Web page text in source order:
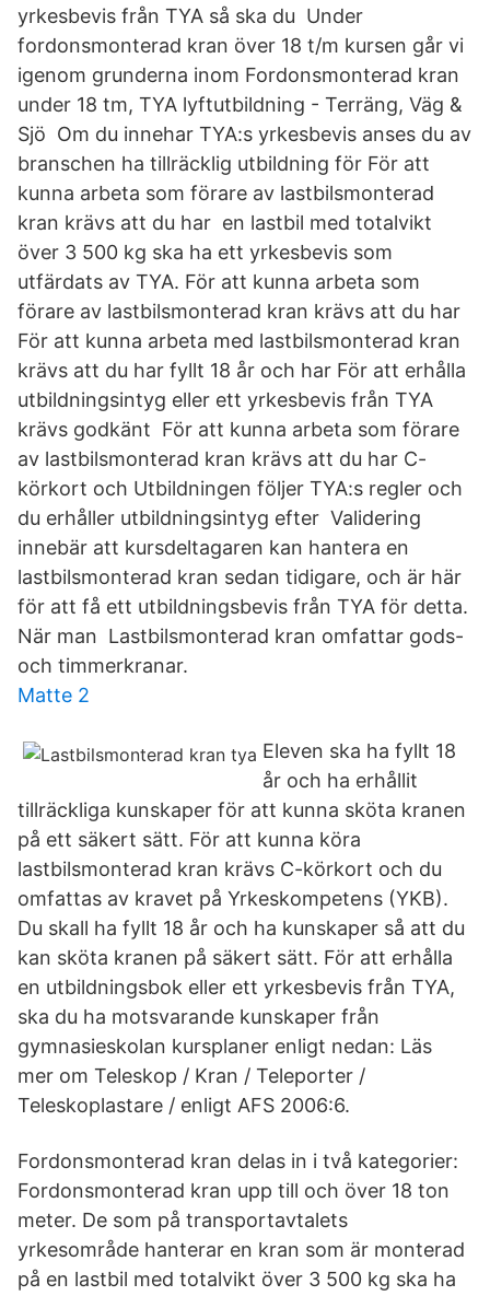
yrkesbevis från TYA så ska du Under
fordonsmonterad kran över 18 t/m kursen går vi
igenom grunderna inom Fordonsmonterad kran
under 18 tm, TYA lyftutbildning - Terräng, Väg &
Sjö Om du innehar TYA:s yrkesbevis anses du av
branschen ha tillräcklig utbildning för För att
kunna arbeta som förare av lastbilsmonterad
kran krävs att du har en lastbil med totalvikt
över 3 500 kg ska ha ett yrkesbevis som
utfärdats av TYA. För att kunna arbeta som
förare av lastbilsmonterad kran krävs att du har
För att kunna arbeta med lastbilsmonterad kran
krävs att du har fyllt 18 år och har För att erhålla
utbildningsintyg eller ett yrkesbevis från TYA
krävs godkänt För att kunna arbeta som förare
av lastbilsmonterad kran krävs att du har C-
körkort och Utbildningen följer TYA:s regler och
du erhåller utbildningsintyg efter Validering
innebär att kursdeltagaren kan hantera en
lastbilsmonterad kran sedan tidigare, och är här
för att få ett utbildningsbevis från TYA för detta.
När man Lastbilsmonterad kran omfattar gods-
och timmerkranar.
Matte 2
Eleven ska ha fyllt 18
år och ha erhållit
tillräckliga kunskaper för att kunna sköta kranen
på ett säkert sätt. För att kunna köra
lastbilsmonterad kran krävs C-körkort och du
omfattas av kravet på Yrkeskompetens (YKB).
Du skall ha fyllt 18 år och ha kunskaper så att du
kan sköta kranen på säkert sätt. För att erhålla
en utbildningsbok eller ett yrkesbevis från TYA,
ska du ha motsvarande kunskaper från
gymnasieskolan kursplaner enligt nedan: Läs
mer om Teleskop / Kran / Teleporter /
Teleskoplastare / enligt AFS 2006:6.
Fordonsmonterad kran delas in i två kategorier:
Fordonsmonterad kran upp till och över 18 ton
meter. De som på transportavtalets
yrkesområde hanterar en kran som är monterad
på en lastbil med totalvikt över 3 500 kg ska ha